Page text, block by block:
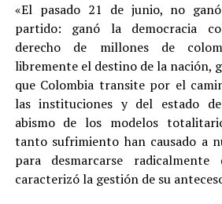
«El pasado 21 de junio, no
partido: ganó la democracia
derecho de millones de
libremente el destino de la nación,
que Colombia transite por el
las instituciones y del estado
abismo de los modelos
tanto sufrimiento han causado a
para desmarcarse
caracterizó la gestión de su